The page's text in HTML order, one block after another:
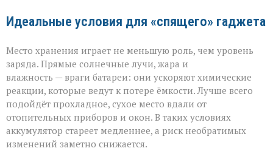
Идеальные условия для «спящего» гаджета
Место хранения играет не меньшую роль, чем уровень
заряда. Прямые солнечные лучи, жара и
влажность — враги батареи: они ускоряют химические
реакции, которые ведут к потере ёмкости. Лучше всего
подойдёт прохладное, сухое место вдали от
отопительных приборов и окон. В таких условиях
аккумулятор стареет медленнее, а риск необратимых
изменений заметно снижается.